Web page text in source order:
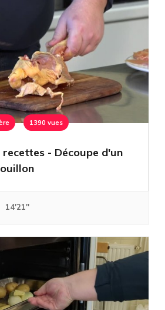
1390 vues
recettes - Découpe d'un
14'21''